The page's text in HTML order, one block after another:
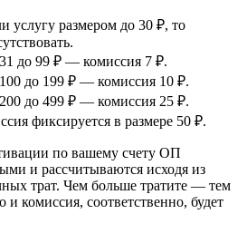
услугу размером до 30 ₽, то
до 99 ₽ — комиссия 7 ₽.
до 199 ₽ — комиссия 10 ₽.
до 499 ₽ — комиссия 25 ₽.
фиксируется в размере 50 ₽.
по вашему счету ОП
и рассчитываются исходя из
трат. Чем больше тратите — тем
комиссия, соответственно, будет